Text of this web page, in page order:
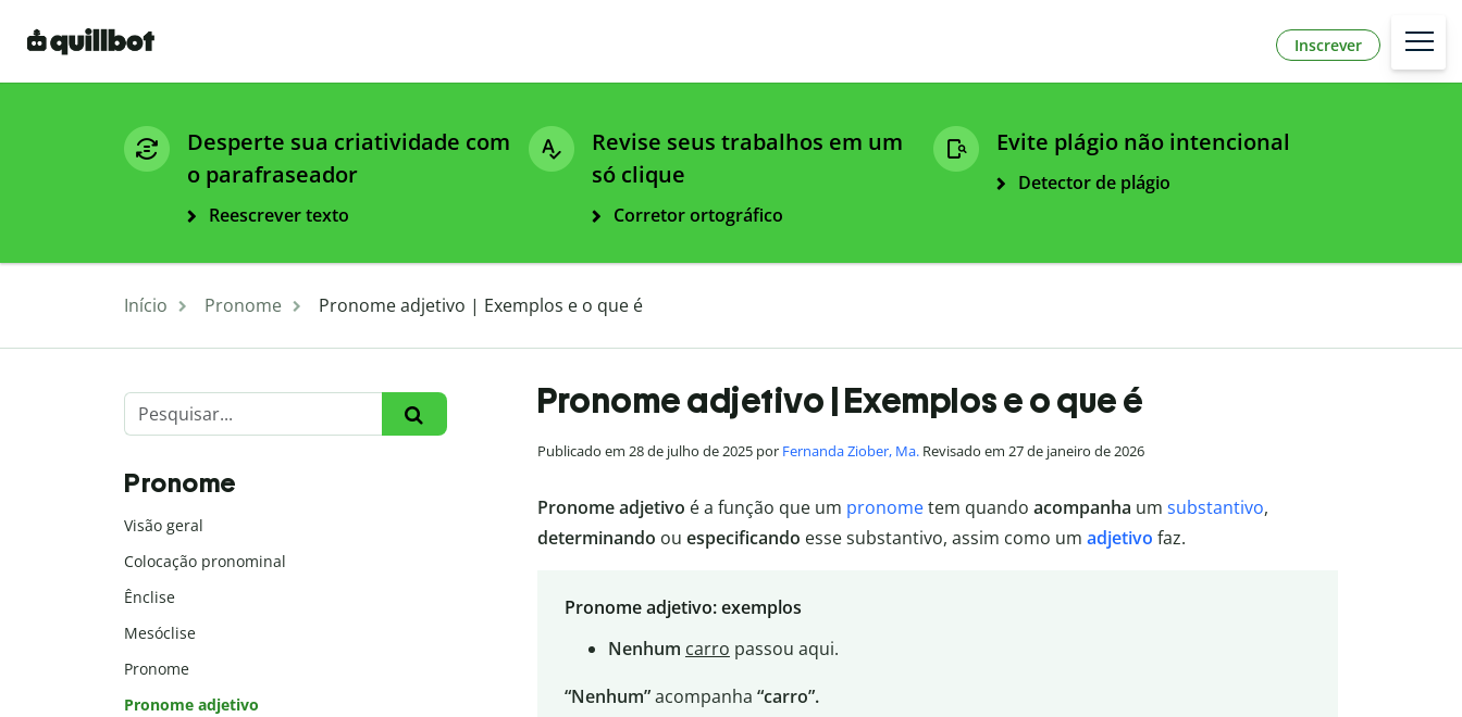
Inscrever
Desperte sua criatividade com
o parafraseador
Reescrever texto
Revise seus trabalhos em um
só clique
Corretor ortográfico
Evite plágio não intencional
Detector de plágio
Início Pronome Pronome adjetivo | Exemplos e o que é
Pronome adjetivo | Exemplos e o que é
Publicado em 28 de julho de 2025 por Fernanda Ziober, Ma. Revisado em 27 de janeiro de 2026
Pronome adjetivo é a função que um pronometem quando acompanha um substantivo,
determinando ou especificando esse substantivo, assim como um adjetivo faz.
Pronome adjetivo: exemplos
Nenhum carro passou aqui.
“Nenhum”acompanha “carro”.
Pronome
Visão geral
Colocação pronominal
Ênclise
Mesóclise
Pronome
Pronome adjetivo